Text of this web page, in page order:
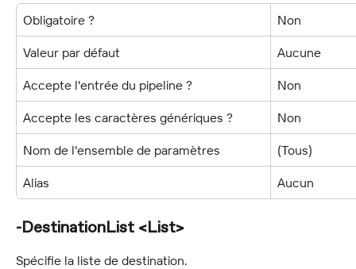
Obligatoire ? Non
Valeur par défaut Aucune
Accepte l'entrée du pipeline ? Non
Accepte les caractères génériques ? Non
Nom de l'ensemble de paramètres (Tous)
Alias Aucun
-DestinationList <List>
Spécifie la liste de destination.